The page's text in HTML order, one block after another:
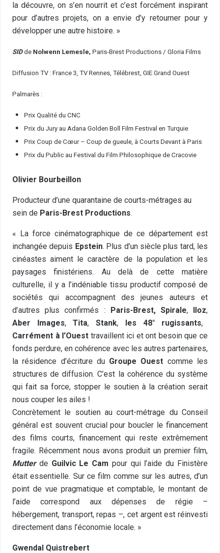
la découvre, on s’en nourrit et c’est forcément inspirant
pour d’autres projets, on a envie d’y retourner pour y
développer une autre histoire. »
SIDde Nolwenn Lemesle, Paris-Brest Productions / Gloria Films
Diffusion TV : France 3, TV Rennes, Télébrest, GIE Grand Ouest
Palmarès :
Prix Qualité du CNC
Prix du Jury au Adana Golden Boll Film Festival en Turquie
Prix Coup de Cœur – Coup de gueule, à Courts Devant à Paris
Prix du Public au Festival du Film Philosophique de Cracovie
Olivier Bourbeillon
Producteur d’une quarantaine de courts-métrages au
sein de Paris-Brest Productions.
« La force cinématographique de ce département est
inchangée depuis Epstein. Plus d’un siècle plus tard, les
cinéastes aiment le caractère de la population et les
paysages finistériens. Au delà de cette matière
culturelle, il y a l’indéniable tissu productif composé de
sociétés qui accompagnent des jeunes auteurs et
d’autres plus confirmés : Paris-Brest, Spirale,Iloz,
Aber Images,Tita, Stank, les 48° rugissants,
Carrément à l’Ouest travaillent ici et ont besoin que ce
fonds perdure, en cohérence avec les autres partenaires,
la résidence d’écriture du Groupe Ouest comme les
structures de diffusion. C’est la cohérence du système
qui fait sa force, stopper le soutien à la création serait
nous couper les ailes !
Concrètement le soutien au court-métrage du Conseil
général est souvent crucial pour boucler le financement
des films courts, financement qui reste extrêmement
fragile. Récemment nous avons produit un premier film,
Mutterde Guilvic Le Cam pour qui l’aide du Finistère
était essentielle. Sur ce film comme sur les autres, d’un
point de vue pragmatique et comptable, le montant de
l’aide correspond aux dépenses de régie –
hébergement, transport, repas –, cet argent est réinvesti
directement dans l’économie locale. »
Gwendal Quistrebert